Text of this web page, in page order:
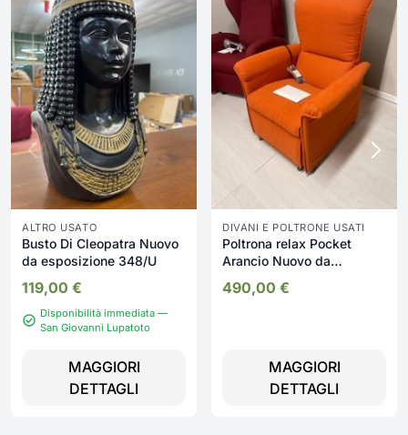
ALTRO USATO
Busto Di Cleopatra Nuovo
da esposizione 348/U
119,00 €
Disponibilità immediata —
San Giovanni Lupatoto
MAGGIORI
DETTAGLI
DIVANI E POLTRONE USATI
Poltrona relax Pocket
Arancio Nuovo da
490,00 €
MAGGIORI
DETTAGLI